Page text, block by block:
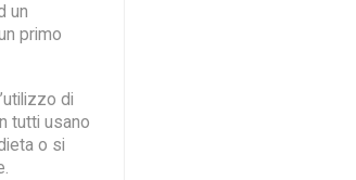
un
primo
di
tutti usano
o si